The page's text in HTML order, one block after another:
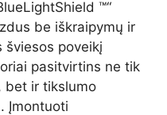
™“
be iškraipymų ir
šviesos poveikį
pasitvirtins ne tik
bet ir tikslumo
Įmontuoti